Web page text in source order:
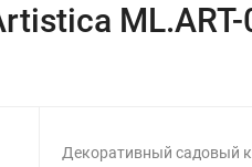
ML.ART-
Декоративный садовый